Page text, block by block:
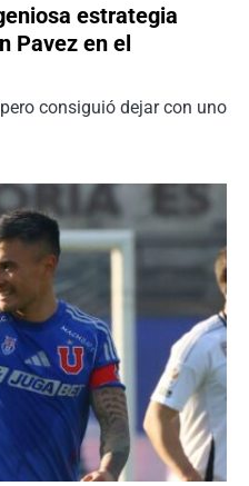
estrategia
Pavez en el
consiguió dejar con uno